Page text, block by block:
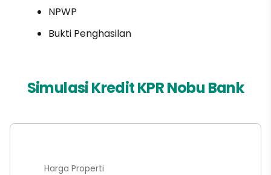
NPWP
Bukti Penghasilan
Simulasi Kredit KPR Nobu Bank
Harga Properti